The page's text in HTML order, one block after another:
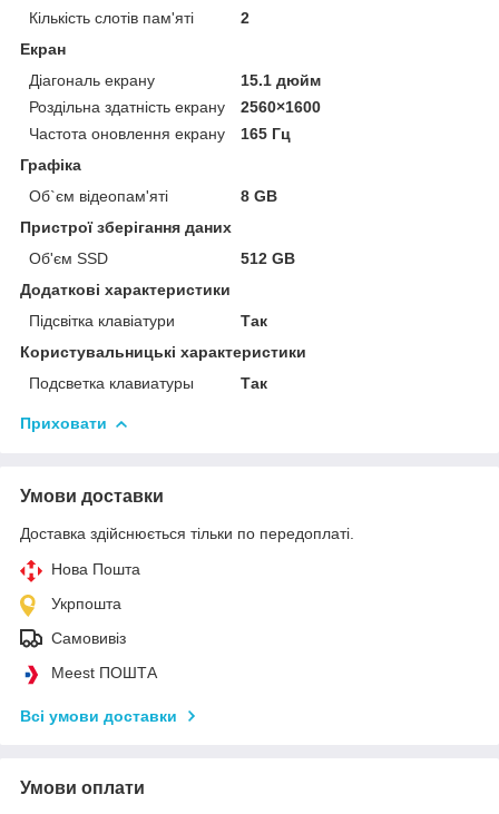
Кількість слотів пам'яті
2
Екран
Діагональ екрану
15.1 дюйм
Роздільна здатність екрану
2560×1600
Частота оновлення екрану
165 Гц
Графіка
Об`єм відеопам'яті
8 GB
Пристрої зберігання даних
Об'єм SSD
512 GB
Додаткові характеристики
Підсвітка клавіатури
Так
Користувальницькі характеристики
Подсветка клавиатуры
Так
Приховати
Умови доставки
Доставка здійснюється тільки по передоплаті.
Нова Пошта
Укрпошта
Самовивіз
Meest ПОШТА
Всі умови доставки
Умови оплати